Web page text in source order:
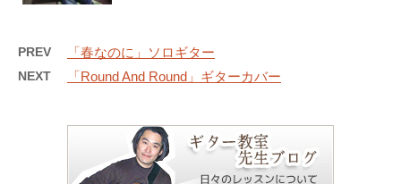
PREV 「春なのに」ソロギター
NEXT 「Round And Round」ギターカバー